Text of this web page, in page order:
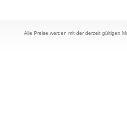
Alle Preise werden mit der derzeit gültigen